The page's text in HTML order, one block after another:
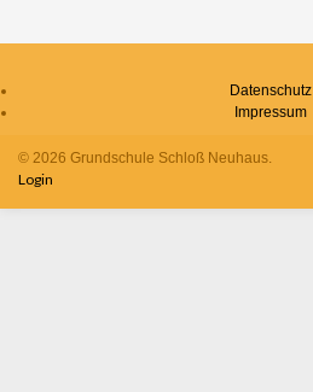
Datenschutz
Impressum
© 2026 Grundschule Schloß Neuhaus.
Login